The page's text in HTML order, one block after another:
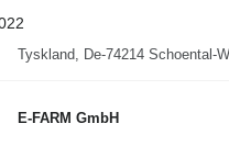
Tyskland, De-74214 Schoental-
E-FARM GmbH